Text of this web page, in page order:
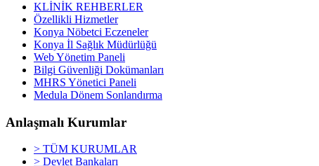
KLİNİK REHBERLER
Özellikli Hizmetler
Konya Nöbetci Eczeneler
Konya İl Sağlık Müdürlüğü
Web Yönetim Paneli
Bilgi Güvenliği Dokümanları
MHRS Yönetici Paneli
Medula Dönem Sonlandırma
Anlaşmalı Kurumlar
> TÜM KURUMLAR
> Devlet Bankaları